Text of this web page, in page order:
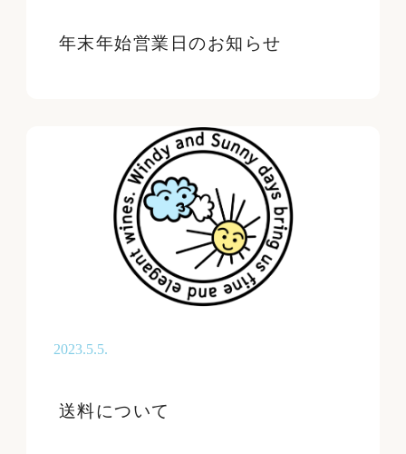
味わい
お買い得情報
リセット
年末年始営業日のお知らせ
2023.5.5.
送料について